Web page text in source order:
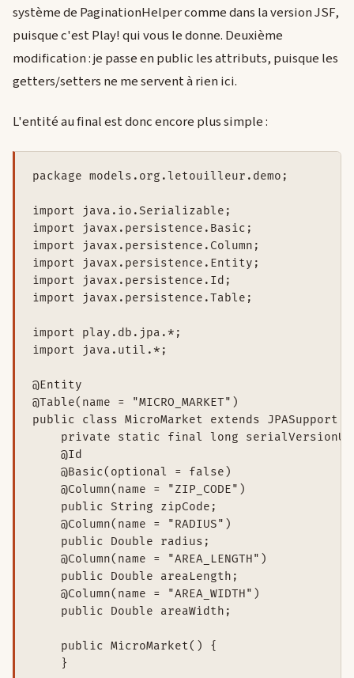
système de PaginationHelper comme dans la version JSF,
puisque c'est Play! qui vous le donne. Deuxième
modification : je passe en public les attributs, puisque les
getters/setters ne me servent à rien ici.
L'entité au final est donc encore plus simple :
package models.org.letouilleur.demo;
import java.io.Serializable;
import javax.persistence.Basic;
import javax.persistence.Column;
import javax.persistence.Entity;
import javax.persistence.Id;
import javax.persistence.Table;
import play.db.jpa.*;
import java.util.*;
@Entity
@Table(name = "MICRO_MARKET")
public class MicroMarket extends JPASupport
private static final long
    @Id
    @Basic(optional = false)
    @Column(name = "ZIP_CODE")
    public String zipCode;
    @Column(name = "RADIUS")
    public Double radius;
    @Column(name = "AREA_LENGTH")
    public Double areaLength;
    @Column(name = "AREA_WIDTH")
    public Double areaWidth;
    public MicroMarket() {
    }